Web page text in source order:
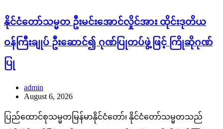
နိုင်ငံတော်သမ္မတ ဦးမင်းအောင်လှိုင်အား ထိုင်းဒုတိယ
ဝန်ကြီးချုပ် ဦးဆောင်၍ ဂုဏ်ပြုတပ်ဖွဲ့ဖြင့် ကြိုဆိုဂုဏ်
ပြု
admin
August 6, 2026
ပြည်ထောင်စုသမ္မတမြန်မာနိုင်ငံတော်၊ နိုင်ငံတော်သမ္မတသည်